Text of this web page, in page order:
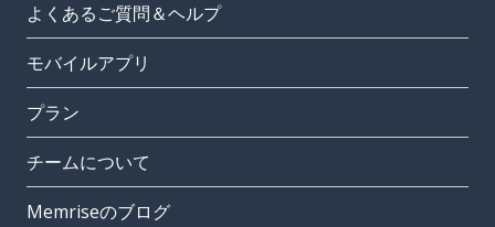
よくあるご質問＆ヘルプ
モバイルアプリ
プラン
チームについて
Memriseのブログ